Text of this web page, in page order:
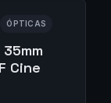
ÓPTICAS
Cine